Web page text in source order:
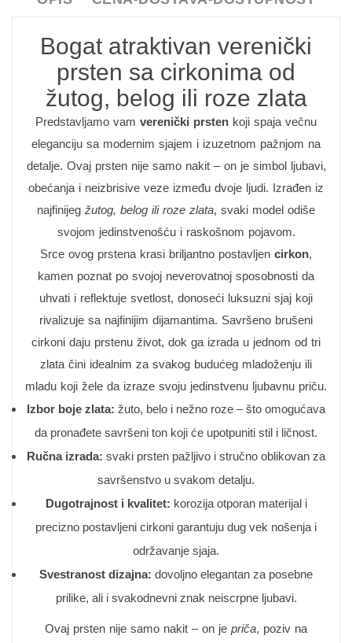
Bogat atraktivan verenički
prsten sa cirkonima od
žutog, belog ili roze zlata
Predstavljamo vam verenički prsten koji spaja večnu
eleganciju sa modernim sjajem i izuzetnom pažnjom na
detalje. Ovaj prsten nije samo nakit – on je simbol ljubavi,
obećanja i neizbrisive veze između dvoje ljudi. Izrađen iz
najfinijeg žutog, belog ili roze zlata, svaki model odiše
svojom jedinstvenošću i raskošnom pojavom.
Srce ovog prstena krasi briljantno postavljen cirkon,
kamen poznat po svojoj neverovatnoj sposobnosti da
uhvati i reflektuje svetlost, donoseći luksuzni sjaj koji
rivalizuje sa najfinijim dijamantima. Savršeno brušeni
cirkoni daju prstenu život, dok ga izrada u jednom od tri
zlata čini idealnim za svakog budućeg mladoženju ili
mladu koji žele da izraze svoju jedinstvenu ljubavnu priču.
Izbor boje zlata: žuto, belo i nežno roze – što omogućava
da pronađete savršeni ton koji će upotpuniti stil i ličnost.
Ručna izrada: svaki prsten pažljivo i stručno oblikovan za
savršenstvo u svakom detalju.
Dugotrajnost i kvalitet: korozija otporan materijal i
precizno postavljeni cirkoni garantuju dug vek nošenja i
održavanje sjaja.
Svestranost dizajna: dovoljno elegantan za posebne
prilike, ali i svakodnevni znak neiscrpne ljubavi.
Ovaj prsten nije samo nakit – on je priča, poziv na